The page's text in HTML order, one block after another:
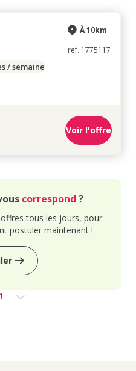
À 10km
ref. 1775117
/ semaine
Voir l'offre
correspond ?
tous les jours, pour
postuler maintenant !